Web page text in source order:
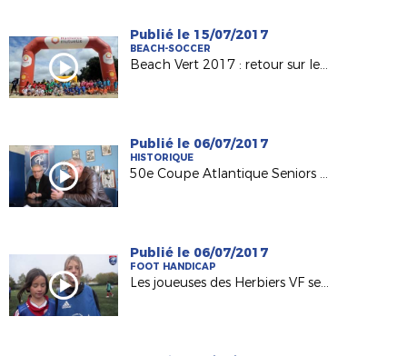
Publié le 15/07/2017
BEACH-SOCCER
Beach Vert 2017 : retour sur les 4 étapes de la 1ère semaine !
Publié le 06/07/2017
HISTORIQUE
50e Coupe Atlantique Seniors : Retour sur la victoire de l'ASPTT Nantes en 1982
Publié le 06/07/2017
FOOT HANDICAP
Les joueuses des Herbiers VF sensibilisées au football adapté